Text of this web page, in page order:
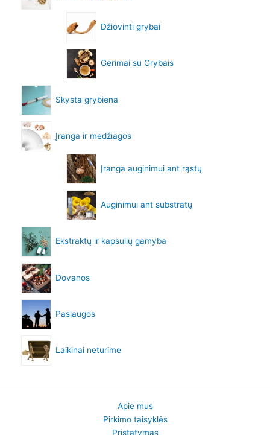
Džiovinti grybai
Gėrimai su Grybais
Skysta grybiena
Įranga ir medžiagos
Įranga auginimui ant rąstų
Auginimui ant substratų
Ekstraktų ir kapsulių gamyba
Dovanos
Paslaugos
Laikinai neturime
Apie mus
Pirkimo taisyklės
Pristatymas